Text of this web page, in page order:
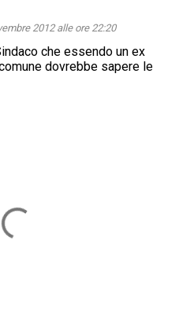
2012 alle ore 22:20
che essendo un ex
dovrebbe sapere le